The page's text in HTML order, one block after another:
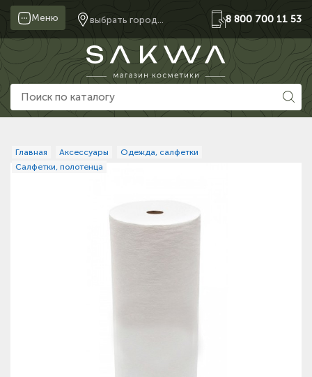
Меню выбрать город... 8 800 700 11 53
Главная Аксессуары
Одежда, салфетки
Салфетки, полотенца